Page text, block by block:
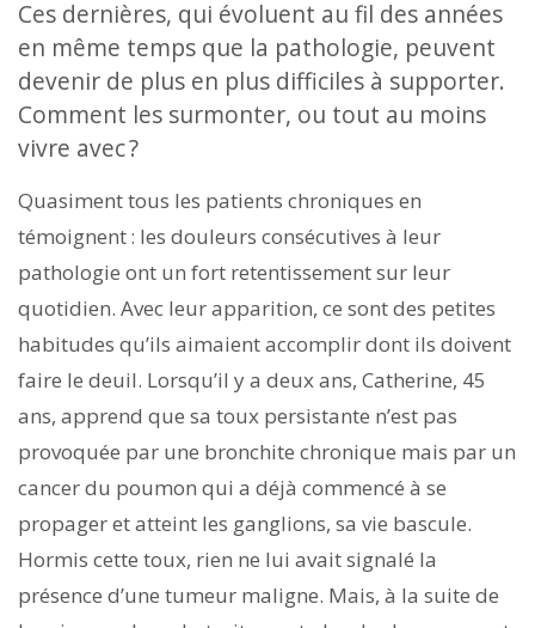
Ces dernières, qui évoluent au fil des années
en même temps que la pathologie, peuvent
devenir de plus en plus difficiles à supporter.
Comment les surmonter, ou tout au moins
vivre avec ?
Quasiment tous les patients chroniques en
témoignent : les douleurs consécutives à leur
pathologie ont un fort retentissement sur leur
quotidien. Avec leur apparition, ce sont des petites
habitudes qu’ils aimaient accomplir dont ils doivent
faire le deuil. Lorsqu’il y a deux ans, Catherine, 45
ans, apprend que sa toux persistante n’est pas
provoquée par une bronchite chronique mais par un
cancer du poumon qui a déjà commencé à se
propager et atteint les ganglions, sa vie bascule.
Hormis cette toux, rien ne lui avait signalé la
présence d’une tumeur maligne. Mais, à la suite de